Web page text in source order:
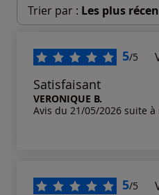
Trier par : Les plus
Les plus anciens
5/5
Satisfaisant
VERONIQUE B.
Avis du 21/05/2026 suite
5/5